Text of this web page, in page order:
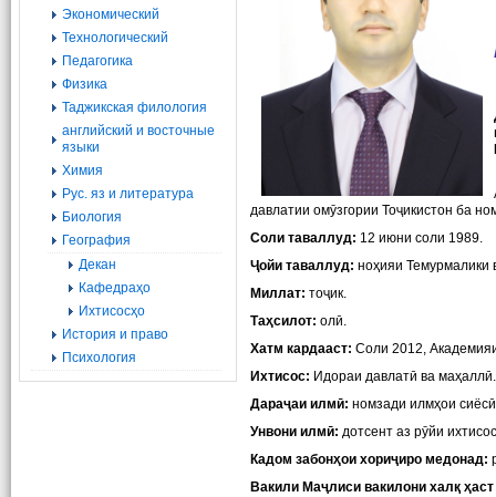
Экономический
Технологический
Педагогика
Физика
Таджикская филология
английский и восточные
языки
Химия
Рус. яз и литература
Биология
География
Декан
Кафедраҳо
Ихтисосҳо
История и право
Психология
давлатии омӯзгории Тоҷикистон ба
Соли таваллуд: 12 июни соли 1989.
Ҷойи таваллуд: ноҳияи Темурмалики
Миллат: тоҷик.
Таҳсилот: олӣ.
Хатм кардааст: Соли 2012,
Ихтисос: Идораи давлатӣ ва маҳаллӣ.
Дараҷаи илмӣ: номзади илмҳои
Унвони илмӣ: дотсент аз рӯйи
Кадом забонҳои хориҷиро медонад:
Вакили Маҷлиси вакилони халқ